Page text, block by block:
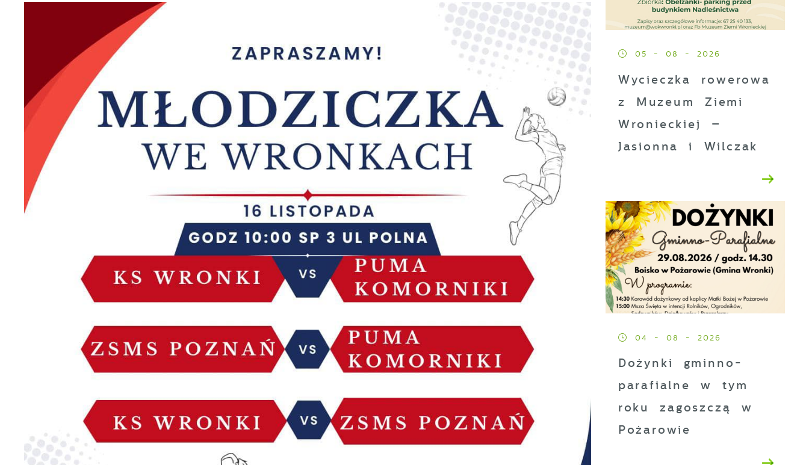
05 - 08 - 2026
Wycieczka rowerowa
z Muzeum Ziemi
Wronieckiej –
Jasionna i Wilczak
04 - 08 - 2026
Dożynki gminno-
parafialne w tym
roku zagoszczą w
Pożarowie
Ustawienia
Szanujemy Twoją prywatność. Możesz zmienić ustawienia
cookies lub zaakceptować je wszystkie. W dowolnym
momencie możesz dokonać zmiany swoich ustawień.
Niezbędne
Niezbędne pliki cookies służą do prawidłowego
funkcjonowania strony internetowej i umożliwiają Ci
komfortowe korzystanie z oferowanych przez nas usług.
działania w celu m.in. dostosowania Twoich ustawień
preferencji prywatności, logowania czy wypełniania
formularzy. Dzięki plikom cookies strona, z której
korzystasz, może działać bez zakłóceń.
Więcej
Funkcjonalne i personalizacyjne
zapamiętanie wprowadzonych przez Ciebie ustawień oraz
personalizację określonych funkcjonalności czy
prezentowanych treści.
Dzięki tym plikom cookies możemy zapewnić Ci większy
Zezwól na wszystkie